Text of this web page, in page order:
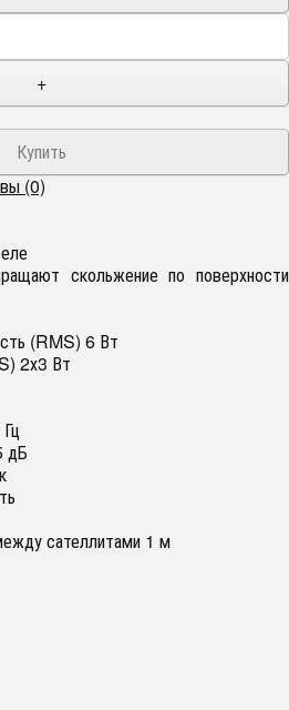
+
(0)
скольжение по поверхности
(RMS) 6 Вт
2х3 Вт
дБ
сателлитами 1 м